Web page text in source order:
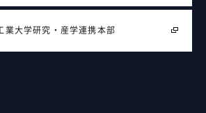
業大学研究・産学連携本部